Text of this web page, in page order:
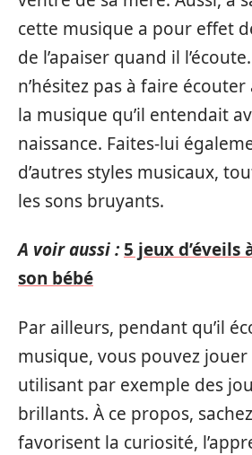
cette musique a pour effet
de l’apaiser quand il
n’hésitez pas à faire
la musique qu’il entendait
naissance. Faites-lui
d’autres styles musicaux,
les sons bruyants.
A voir aussi : 5 jeux d’éveils
son bébé
Par ailleurs, pendant qu’il
musique, vous pouvez jouer
utilisant par exemple des
brillants. À ce propos,
favorisent la curiosité,